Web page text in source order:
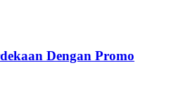
Dengan Promo